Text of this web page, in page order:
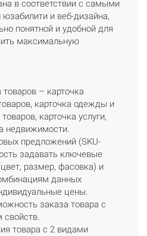
в соответствии с самыми
и веб-дизайна,
понятной и удобной для
максимальную
– карточка
карточка одежды и
карточка услуги,
недвижимости.
предложений (SKU-
задавать ключевые
размер, фасовка) и
данных
цены.
заказа товара с
товара с 2 видами